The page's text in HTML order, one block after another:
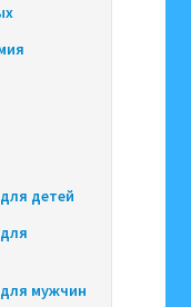
детей
мужчин